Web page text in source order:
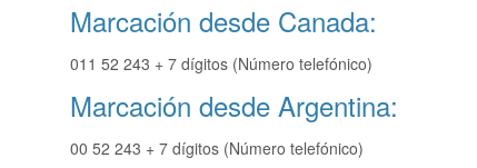
Marcación desde Canada:
011 52 243 + 7 dígitos (Número telefónico)
Marcación desde Argentina:
00 52 243 + 7 dígitos (Número telefónico)